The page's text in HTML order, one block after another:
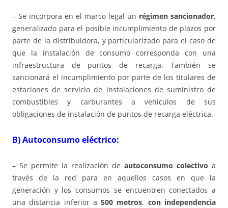
– Se incorpora en el marco legal un régimen sancionador,
generalizado para el posible incumplimiento de plazos por
parte de la distribuidora, y particularizado para el caso de
que la instalación de consumo corresponda con una
infraestructura de puntos de recarga. También se
sancionará el incumplimiento por parte de los titulares de
estaciones de servicio de instalaciones de suministro de
combustibles y carburantes a vehículos de sus
obligaciones de instalación de puntos de recarga eléctrica.
B) Autoconsumo eléctrico:
– Se permite la realización de autoconsumo colectivo a
través de la red para en aquellos casos en que la
generación y los consumos se encuentren conectados a
una distancia inferior a500 metros, con independencia